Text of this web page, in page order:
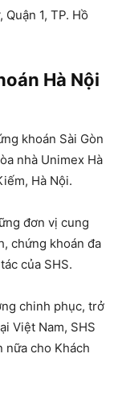
1, TP. Hồ
Hà Nội
khoán Sài Gòn
nhà Unimex Hà
Hà Nội.
đơn vị cung
chứng khoán đa
của SHS.
chinh phục, trở
Việt Nam, SHS
nữa cho Khách